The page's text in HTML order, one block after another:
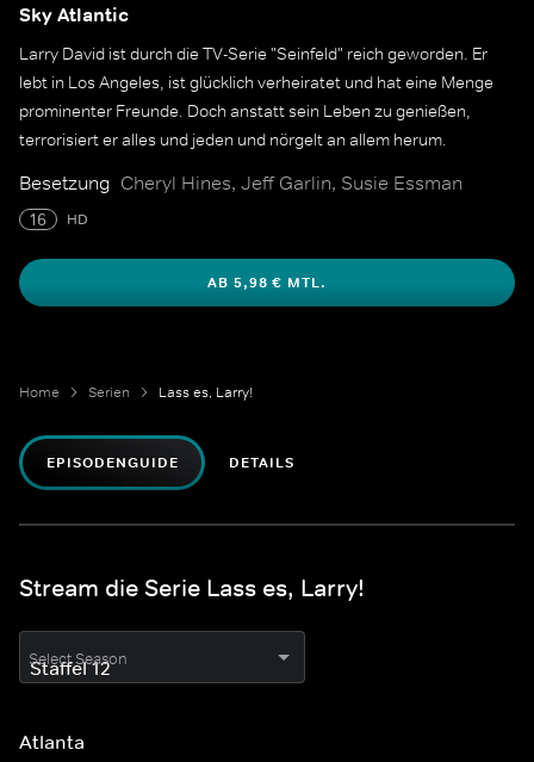
Sky Atlantic
Larry David ist durch die TV-Serie "Seinfeld" reich geworden. Er
lebt in Los Angeles, ist glücklich verheiratet und hat eine Menge
prominenter Freunde. Doch anstatt sein Leben zu genießen,
terrorisiert er alles und jeden und nörgelt an allem herum.
Besetzung Cheryl Hines, Jeff Garlin, Susie Essman
16 HD
AB 5,98 € MTL.
Home Serien Lass es, Larry!
EPISODENGUIDE DETAILS
Stream die Serie Lass es, Larry!
Select Season
Atlanta